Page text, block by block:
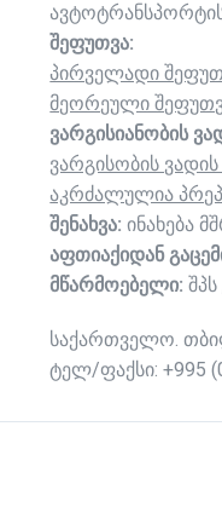
შეფუთვა:
პირველადი
მეორეული
ვარგისიანობის
ვარგისობის
აკრძალულია
შენახვა: ინახება
აფთიაქიდან
მწარმოებელი:
საქართველო.
ტელ/ფაქსი: +995